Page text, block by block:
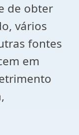
de obter
vários
fontes
em